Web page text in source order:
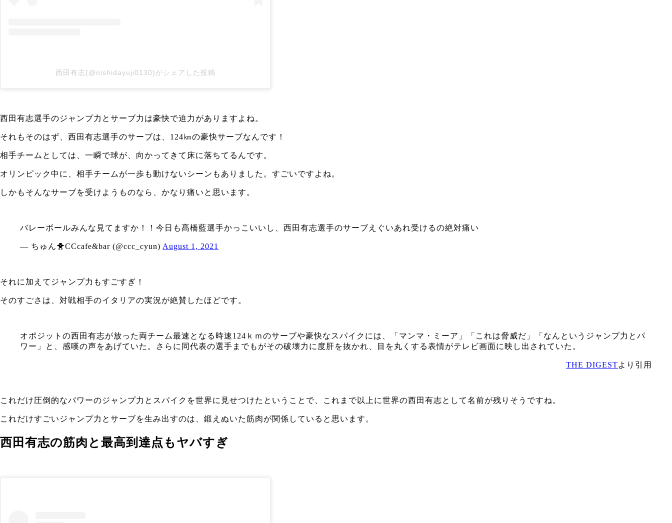
西田有志(@nishidayuji0130)がシェアした投稿
西田有志選手のジャンプ力とサーブ力は豪快で迫力がありますよね。
それもそのはず、 西田有志選手のサーブは、124㎞の豪快サーブなんです！
相手チームとしては、一瞬で球が、向かってきて床に落ちてるんです。
オリンピック中に、相手チームが一歩も動けないシーンもありました。すごいですよね。
しかもそんなサーブを受けようものなら、かなり痛いと思います。
バレーボールみんな見てますか！！今日も髙橋藍選手かっこいいし、西田有志選手のサーブえぐいあれ受けるの絶対痛い
— ちゅん🐥CCcafe&bar (@ccc_cyun) August 1, 2021
それに加えてジャンプ力もすごすぎ！
そのすごさは、対戦相手のイタリアの実況が絶賛したほどです。
オポジットの西田有志が放った両チーム最速となる時速124ｋｍのサーブや豪快なスパイクには、「マンマ・ミーア」「これは脅威だ」「なんというジャンプ力とパ
ワー」と、感嘆の声をあげていた。さらに同代表の選手までもがその破壊力に度肝を抜かれ、目を丸くする表情がテレビ画面に映し出されていた。
THE DIGESTより引用
これだけ圧倒的なパワーのジャンプ力とスパイクを世界に見せつけたということで、これまで以上に世界の西田有志として名前が残りそうですね。
これだけすごいジャンプ力とサーブを生み出すのは、鍛えぬいた筋肉が関係している と思います。
西田有志の筋肉と最高到達点もヤバすぎ